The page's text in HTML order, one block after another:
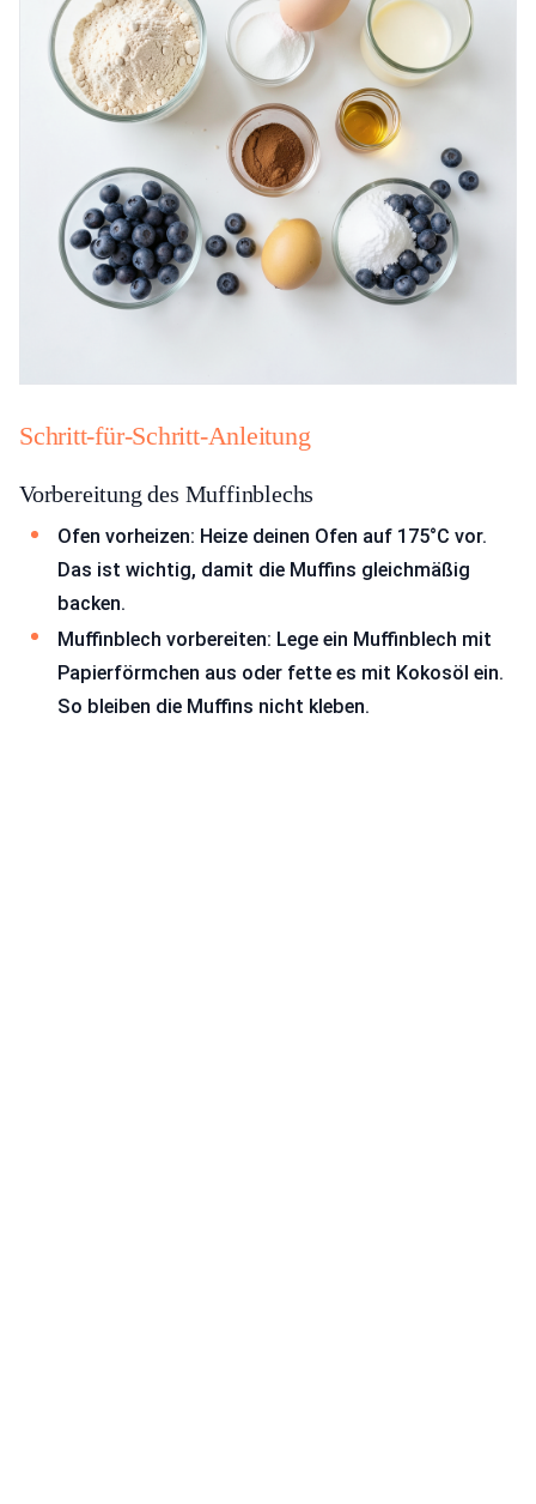
Schritt-für-Schritt-Anleitung
Vorbereitung des Muffinblechs
Ofen vorheizen: Heize deinen Ofen auf 175°C vor.
Das ist wichtig, damit die Muffins gleichmäßig
backen.
Muffinblech vorbereiten: Lege ein Muffinblech mit
Papierförmchen aus oder fette es mit Kokosöl ein.
So bleiben die Muffins nicht kleben.